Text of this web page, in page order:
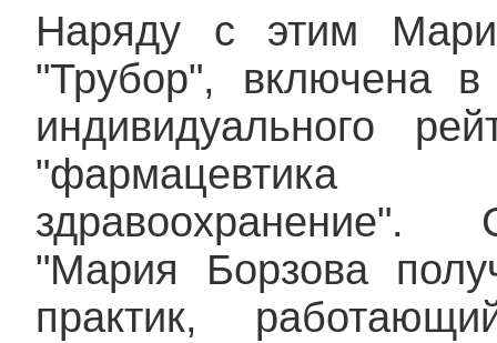
Наряду с этим
"Трубор", включена
индивидуального
здравоохранение".
"Мария Борзова
практик,